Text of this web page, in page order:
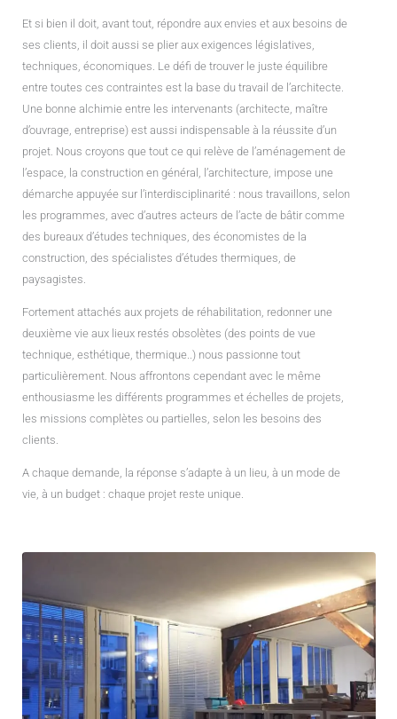
Et si bien il doit, avant tout, répondre aux envies et aux besoins de
ses clients, il doit aussi se plier aux exigences législatives,
techniques, économiques. Le défi de trouver le juste équilibre
entre toutes ces contraintes est la base du travail de l’architecte.
Une bonne alchimie entre les intervenants (architecte, maître
d’ouvrage, entreprise) est aussi indispensable à la réussite d’un
projet. Nous croyons que tout ce qui relève de l’aménagement de
l’espace, la construction en général, l’architecture, impose une
démarche appuyée sur l’interdisciplinarité : nous travaillons, selon
les programmes, avec d’autres acteurs de l’acte de bâtir comme
des bureaux d’études techniques, des économistes de la
construction, des spécialistes d’études thermiques, de
paysagistes.
Fortement attachés aux projets de réhabilitation, redonner une
deuxième vie aux lieux restés obsolètes (des points de vue
technique, esthétique, thermique..) nous passionne tout
particulièrement. Nous affrontons cependant avec le même
enthousiasme les différents programmes et échelles de projets,
les missions complètes ou partielles, selon les besoins des
clients.
A chaque demande, la réponse s’adapte à un lieu, à un mode de
vie, à un budget : chaque projet reste unique.